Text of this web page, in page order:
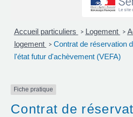
Accueil particuliers > Logement >
logement > Contrat de réservation
l'état futur d'achèvement (VEFA)
Fiche pratique
Contrat de